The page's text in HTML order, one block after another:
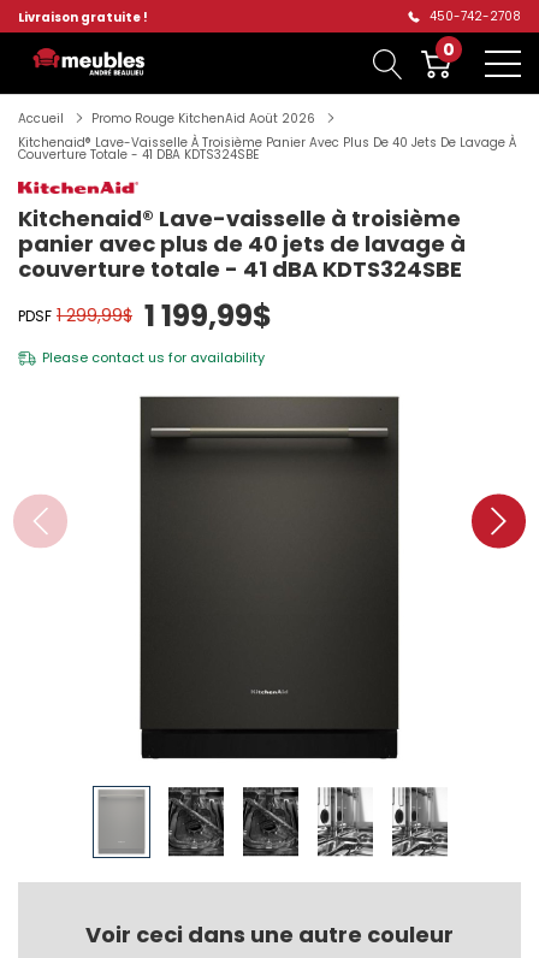
Livraison gratuite ! 450-742-2708
0
Accueil
Promo Rouge KitchenAid Aoüt 2026
Kitchenaid® Lave-Vaisselle À Troisième Panier Avec Plus De 40 Jets De Lavage À
Couverture Totale - 41 DBA KDTS324SBE
Kitchenaid® Lave-vaisselle à troisième
panier avec plus de 40 jets de lavage à
couverture totale - 41 dBA KDTS324SBE
PDSF 1 299,99$ 1 199,99$
Please contact us for availability
Voir ceci dans une autre couleur